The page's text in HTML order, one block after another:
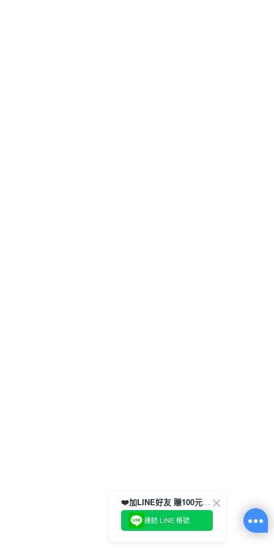
❤️加LINE好友 賺100元券！
連結 LINE 帳號